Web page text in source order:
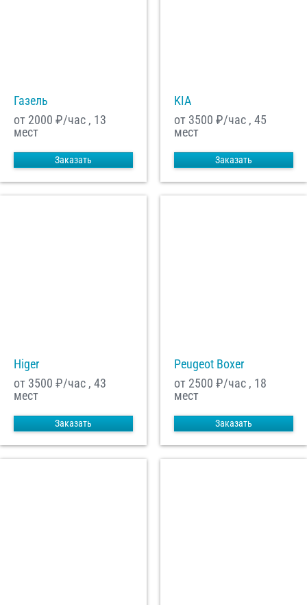
Газель
от 2000 ₽/час , 13
мест
Заказать
KIA
от 3500 ₽/час , 45
мест
Заказать
Higer
от 3500 ₽/час , 43
мест
Заказать
Peugeot Boxer
от 2500 ₽/час , 18
мест
Заказать